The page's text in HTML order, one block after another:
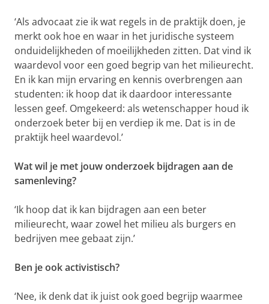
‘Als advocaat zie ik wat regels in de praktijk doen, je
merkt ook hoe en waar in het juridische systeem
onduidelijkheden of moeilijkheden zitten. Dat vind ik
waardevol voor een goed begrip van het milieurecht.
En ik kan mijn ervaring en kennis overbrengen aan
studenten: ik hoop dat ik daardoor interessante
lessen geef. Omgekeerd: als wetenschapper houd ik
onderzoek beter bij en verdiep ik me. Dat is in de
praktijk heel waardevol.’
Wat wil je met jouw onderzoek bijdragen aan de
samenleving?
‘Ik hoop dat ik kan bijdragen aan een beter
milieurecht, waar zowel het milieu als burgers en
bedrijven mee gebaat zijn.’
Ben je ook activistisch?
‘Nee, ik denk dat ik juist ook goed begrijp waarmee